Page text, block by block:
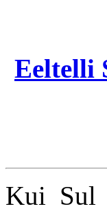
Eeltelli
Kui Sul